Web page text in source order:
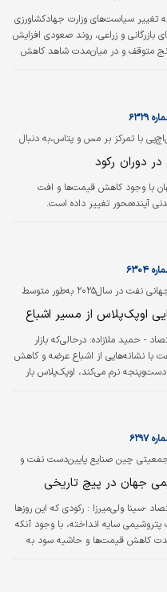
تغییر سیاست‌های وزارت جهادکشاورزی
بازرگانی و زراعی، روند صعودی افزایش
متوقف و در میان‌‌‌مدت شاهد کاهش
با تمرکز بر مس و پتاس،به دنبال
خود است
۶۳۲۹
در دوران رکود
با وجود کاهش قیمت‌ها و افت
آینده‌‌‌محور تغییر داده است.
تقاضای جهانی نفت در سال‌۲۰۲۵ به‌طور متوسط
۶۳۰۴
اوپک‏‏‏‏‏‏‌پلاس از مسیر اشباع
- حمید ملازاده: درحالی‌که بازار
با نشانه‌هایی از اشباع عرضه و کاهش
نرم می‌کند، اوپک‌‌‌‌‌‌‌پلاس ‌بار
داد.
چین صنایع پایین‌دست نفت و
می‌کند
۶۲۹۷
جهان در پیچ تاریخی
-سینا ولی‌میرزا : رکودی که این روزها
سایه انداخته، با وجود آنکه
کاهش قیمت‌ها و حاشیه سود به